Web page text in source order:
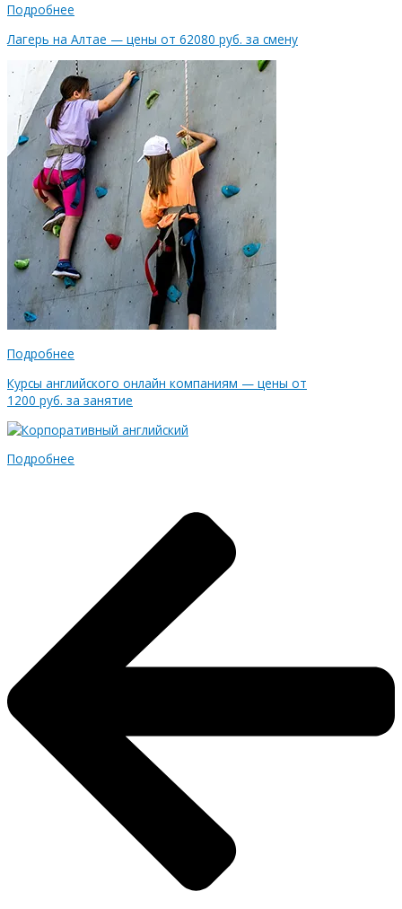
Подробнее
Лагерь на Алтае — цены от 62080 руб. за смену
Подробнее
Курсы английского онлайн компаниям — цены от
1200 руб. за занятие
Подробнее